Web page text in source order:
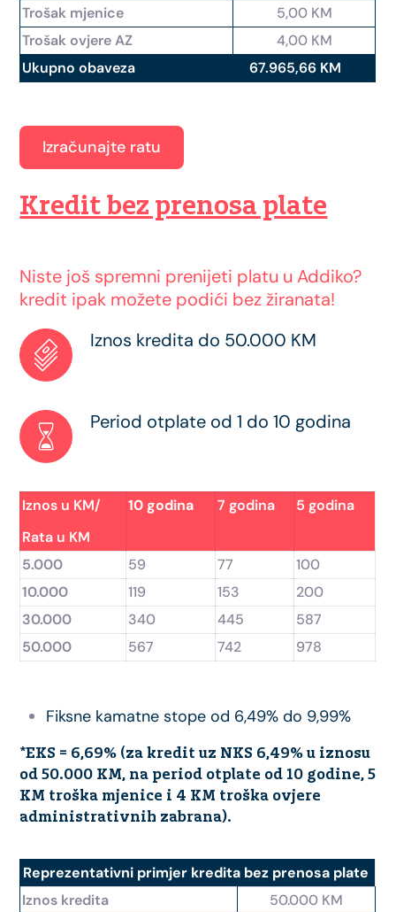
Trošak mjenice
5,00 KM
Trošak ovjere AZ
4,00 KM
Ukupno obaveza
67.965,66 KM
Izračunajte ratu
Kredit bez prenosa plate
Niste još spremni prenijeti platu u Addiko?
kredit ipak možete podići bez žiranata!
Iznos kredita do 50.000 KM
Period otplate od 1 do 10 godina
Iznos u KM/
Rata u KM
10 godina 7 godina 5 godina
5.000 59 77
100
10.000
119 153
200
30.000
340 445
587
50.000
567 742 978
Fiksne kamatne stope od 6,49% do 9,99%
*EKS = 6,69% (za kredit uz NKS 6,49% u iznosu
od 50.000 KM, na period otplate od 10 godine, 5
KM troška mjenice i 4 KM troška ovjere
administrativnih zabrana).
Reprezentativni primjer kredita bez prenosa plate
Iznos kredita
50.000 KM